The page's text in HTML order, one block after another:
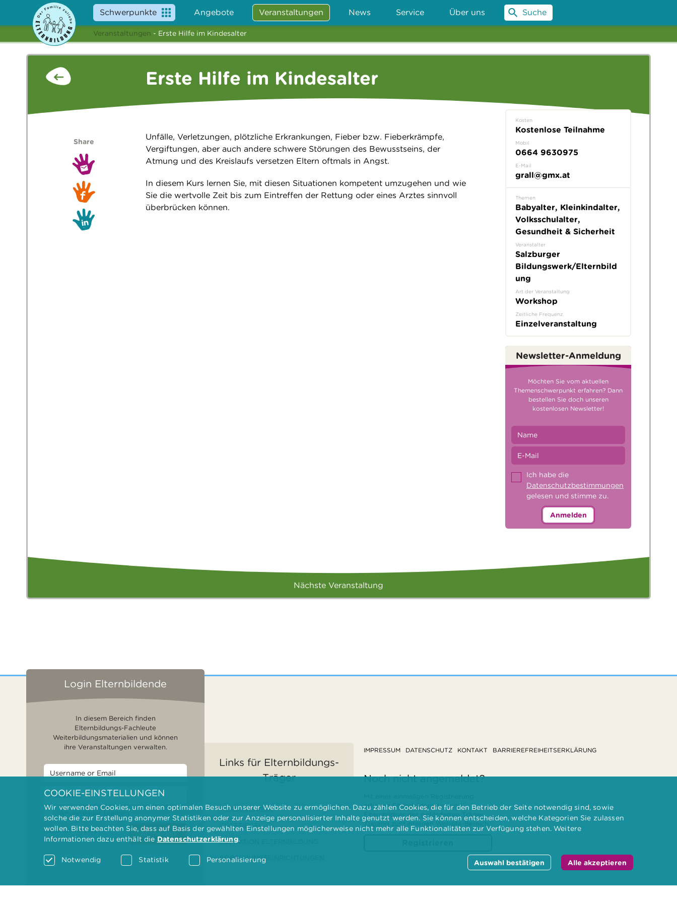
Schwerpunkte Angebote Veranstaltungen News Service Über uns Suche
Veranstaltungen - Erste Hilfe im Kindesalter
Erste Hilfe im Kindesalter
Unfälle, Verletzungen, plötzliche Erkrankungen, Fieber bzw. Fieberkrämpfe,
Vergiftungen, aber auch andere schwere Störungen des Bewusstseins, der
Atmung und des Kreislaufs versetzen Eltern oftmals in Angst.
In diesem Kurs lernen Sie, mit diesen Situationen kompetent umzugehen und wie
Sie die wertvolle Zeit bis zum Eintreffen der Rettung oder eines Arztes sinnvoll
überbrücken können.
Share
Kosten
Kostenlose Teilnahme
Mobil
0664 9630975
E-Mail
grall@gmx.at
Themen
Babyalter, Kleinkindalter,
Volksschulalter,
Gesundheit & Sicherheit
Veranstalter
Salzburger
Bildungswerk/Elternbild
ung
Art der Veranstaltung
Workshop
Zeitliche Frequenz
Einzelveranstaltung
Newsletter-Anmeldung
Möchten Sie vom aktuellen
Themenschwerpunkt erfahren? Dann
bestellen Sie doch unseren
kostenlosen Newsletter!
Ich habe die
Datenschutzbestimmungen
gelesen und stimme zu.
Anmelden
Nächste Veranstaltung
Login Elternbildende
In diesem Bereich finden
Elternbildungs-Fachleute
Weiterbildungsmaterialien und können
ihre Veranstaltungen verwalten.
Angemeldet bleiben
Passwort vergessen? Anmelden
Links für Elternbildungs-
Träger
FÖRDERUNGEN
GÜTESIEGEL
DEFINITION ELTERNBILDUNG
FORSCHUNGSEINRICHTUNGEN
IMPRESSUM DATENSCHUTZ KONTAKT BARRIEREFREIHEITSERKLÄRUNG
Noch nicht angemeldet?
erhalten Elternbilderinnen und
Elternbildner der geförderten Träger
Zugang zum internen Website-Bereich.
COOKIE-EINSTELLUNGEN
Wir verwenden Cookies, um einen optimalen Besuch unserer Website zu ermöglichen. Dazu zählen Cookies, die für den Betrieb der Seite notwendig sind, sowie
solche die zur Erstellung anonymer Statistiken oder zur Anzeige personalisierter Inhalte genutzt werden. Sie können entscheiden, welche Kategorien Sie zulassen
wollen. Bitte beachten Sie, dass auf Basis der gewählten Einstellungen möglicherweise nicht mehr alle Funktionalitäten zur Verfügung stehen. Weitere
Informationen dazu enthält die Datenschutzerklärung.
Notwendig Statistik Personalisierung Auswahl bestätigen Alle akzeptieren